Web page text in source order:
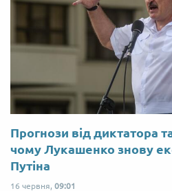
Прогнози від диктатора
чому Лукашенко знову
Путіна
16 червня, 09:01